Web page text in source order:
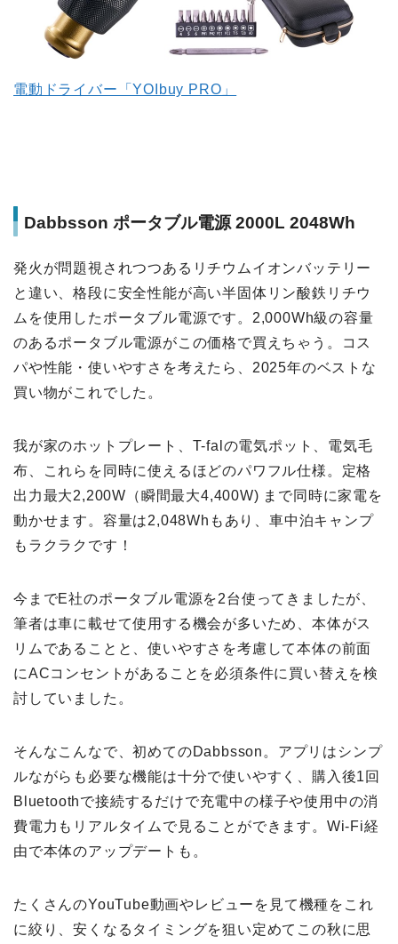
電動ドライバー「YOIbuy PRO」
Dabbsson ポータブル電源 2000L 2048Wh
発火が問題視されつつあるリチウムイオンバッテリー
と違い、格段に安全性能が高い半固体リン酸鉄リチウ
ムを使用したポータブル電源です。2,000Wh級の容量
のあるポータブル電源がこの価格で買えちゃう。コス
パや性能・使いやすさを考えたら、2025年のベストな
買い物がこれでした。
我が家のホットプレート、T-falの電気ポット、電気毛
布、これらを同時に使えるほどのパワフル仕様。定格
出力最大2,200W（瞬間最大4,400W) まで同時に家電を
動かせます。容量は2,048Whもあり、車中泊キャンプ
もラクラクです！
今までE社のポータブル電源を2台使ってきましたが、
筆者は車に載せて使用する機会が多いため、本体がス
リムであることと、使いやすさを考慮して本体の前面
にACコンセントがあることを必須条件に買い替えを検
討していました。
そんなこんなで、初めてのDabbsson。アプリはシンプ
ルながらも必要な機能は十分で使いやすく、購入後1回
Bluetoothで接続するだけで充電中の様子や使用中の消
費電力もリアルタイムで見ることができます。Wi-Fi経
由で本体のアップデートも。
たくさんのYouTube動画やレビューを見て機種をこれ
に絞り、安くなるタイミングを狙い定めてこの秋に思